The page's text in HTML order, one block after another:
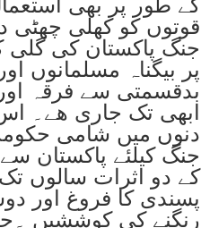
کے طور پر بھی
قوتوں کو کھلی چھٹی
جنگ پاکستان کی گلی
پر بیگناہ مسلمانوں
بدقسمتی سے فرقہ
ابھی تک جاری ھے۔
دنوں میں شامی
جنگ کیلئے پاکستان سے
کے دو اثرات سالوں
پسندی کا فروغ اور
رنگنے کی کوششیں